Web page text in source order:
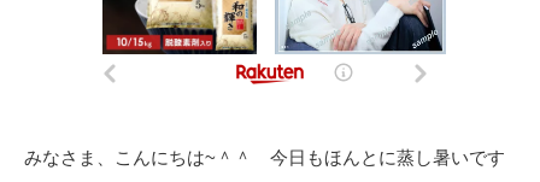
みなさま、こんにちは~＾＾ 今日もほんとに蒸し暑いです